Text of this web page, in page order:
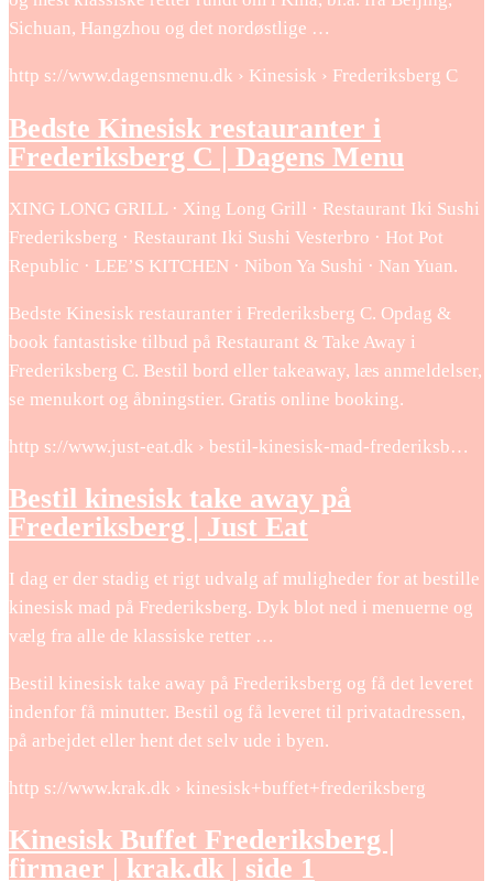
Sichuan, Hangzhou og det nordøstlige …
http s://www.dagensmenu.dk › Kinesisk › Frederiksberg C
Bedste Kinesisk restauranter i
Frederiksberg C | Dagens Menu
XING LONG GRILL · Xing Long Grill · Restaurant Iki Sushi
Frederiksberg · Restaurant Iki Sushi Vesterbro · Hot Pot
Republic · LEE’S KITCHEN · Nibon Ya Sushi · Nan Yuan.
Bedste Kinesisk restauranter i Frederiksberg C. Opdag &
book fantastiske tilbud på Restaurant & Take Away i
Frederiksberg C. Bestil bord eller takeaway, læs anmeldelser,
se menukort og åbningstier. Gratis online booking.
http s://www.just-eat.dk › bestil-kinesisk-mad-frederiksb…
Bestil kinesisk take away på
Frederiksberg | Just Eat
I dag er der stadig et rigt udvalg af muligheder for at bestille
kinesisk mad på Frederiksberg. Dyk blot ned i menuerne og
vælg fra alle de klassiske retter …
Bestil kinesisk take away på Frederiksberg og få det leveret
indenfor få minutter. Bestil og få leveret til privatadressen,
på arbejdet eller hent det selv ude i byen.
http s://www.krak.dk › kinesisk+buffet+frederiksberg
Kinesisk Buffet Frederiksberg |
firmaer | krak.dk | side 1